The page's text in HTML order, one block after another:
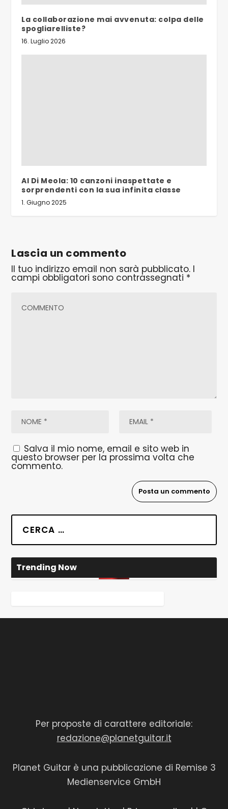
La collaborazione mai avvenuta: colpa delle
spogliarelliste?
16. Luglio 2026
Al Di Meola: 10 canzoni inaspettate e
sorprendenti con la sua infinita classe
1. Giugno 2025
Lascia un commento
Il tuo indirizzo email non sarà pubblicato. I
campi obbligatori sono contrassegnati *
Salva il mio nome, email e sito web in
questo browser per la prossima volta che
commento.
Trending Now
Per proposte di carattere editoriale:
redazione@planetguitar.it
Planet Guitar è una pubblicazione di Remise 3
Medienservice GmbH